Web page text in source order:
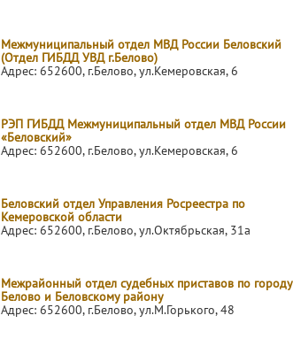
Межмуниципальный отдел МВД России Беловский
(Отдел ГИБДД УВД г.Белово)
Адрес: 652600, г.Белово, ул.Кемеровская, 6
РЭП ГИБДД Межмуниципальный отдел МВД России
«Беловский»
Адрес: 652600, г.Белово, ул.Кемеровская, 6
Беловский отдел Управления Росреестра по
Кемеровской области
Адрес: 652600, г.Белово, ул.Октябрьская, 31а
Межрайонный отдел судебных приставов по городу
Белово и Беловскому району
Адрес: 652600, г.Белово, ул.М.Горького, 48